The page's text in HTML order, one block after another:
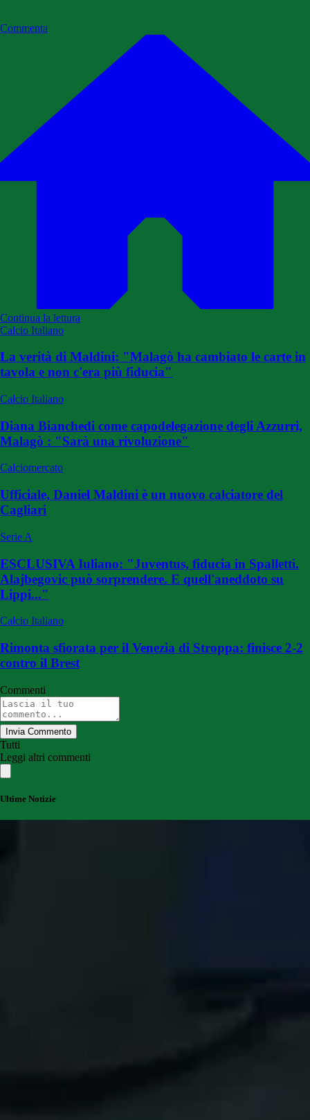
Commenta
Continua la lettura
Calcio Italiano
La verità di Maldini: "Malagò ha cambiato le carte in
tavola e non c'era più fiducia"
Calcio Italiano
Diana Bianchedi come capodelegazione degli Azzurri,
Malagò : "Sarà una rivoluzione"
Calciomercato
Ufficiale, Daniel Maldini è un nuovo calciatore del
Cagliari
Serie A
ESCLUSIVA Iuliano: "Juventus, fiducia in Spalletti.
Alajbegovic può sorprendere. E quell'aneddoto su
Lippi..."
Calcio Italiano
Rimonta sfiorata per il Venezia di Stroppa: finisce 2-2
contro il Brest
Commenti
Invia Commento
Tutti
Leggi altri commenti
Ultime Notizie